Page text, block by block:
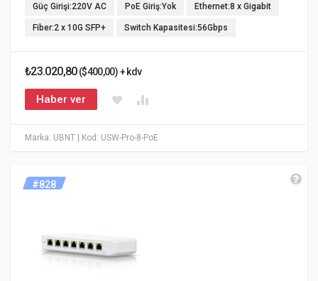
Marka: UBNT | Kod: USW-Pro-8-PoE
Güç Girişi:220V AC PoE Giriş:Yok Ethernet:8 x Gigabit
Fiber:2 x 10G SFP+ Switch Kapasitesi:56Gbps
₺23.020,80($400,00) + kdv
Haber ver
#828